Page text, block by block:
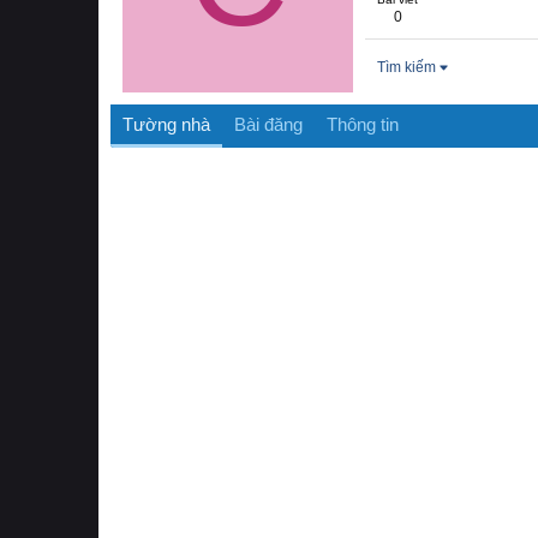
0
Tìm kiếm
Tường nhà Bài đăng Thông tin